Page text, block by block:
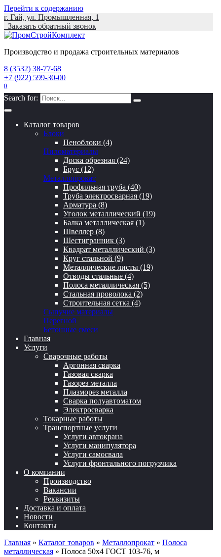
Перейти к содержанию
г. Гай, ул. Промышленная, 1
Заказать обратный звонок
Производство и продажа строительных материалов
8 (3532) 38-77-68
+7 (922) 599-30-00
0
Search for:
Каталог товаров
Блоки
Пеноблоки (4)
Пиломатериалы
Доска обрезная (24)
Брус (12)
Металлопрокат
Профильная труба (40)
Труба электросварная (19)
Арматура (8)
Уголок металлический (19)
Балка металлическая (1)
Швеллер (8)
Шестигранник (3)
Квадрат металлический (3)
Круг стальной (9)
Металлические листы (19)
Отводы стальные (4)
Полоса металлическая (5)
Стальная проволока (2)
Строительная сетка (4)
Сыпучие материалы
Перегной
Бетонные смеси
Главная
Услуги
Сварочные работы
Аргонная сварка
Газовая сварка
Газорез металла
Плазморез металла
Сварка полуавтоматом
Электросварка
Токарные работы
Транспортные услуги
Услуги автокрана
Услуги манипулятора
Услуги самосвала
Услуги фронтального погрузчика
О компании
Производство
Вакансии
Реквизиты
Доставка и оплата
Новости
Контакты
Главная » Каталог товаров » Металлопрокат » Полоса
металлическая » Полоса 50х4 ГОСТ 103-76, м